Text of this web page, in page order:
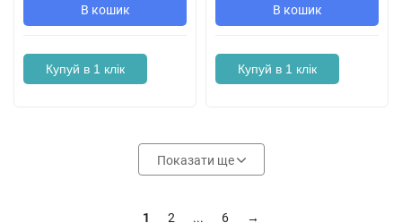
В кошик
Купуй в 1 клік
В кошик
Купуй в 1 клік
Показати ще
1 2 ... 6 →